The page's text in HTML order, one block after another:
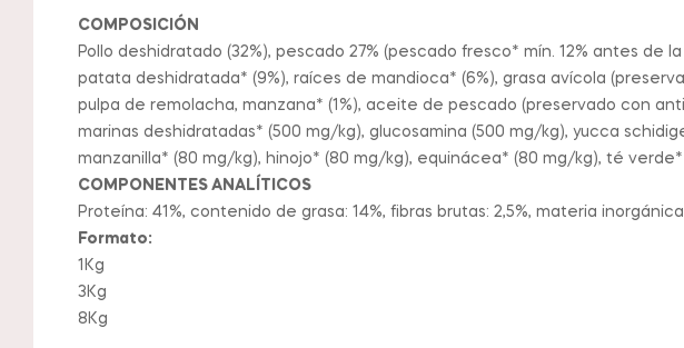
COMPOSICIÓN
Pollo deshidratado (32%), pescado 27% (pescado fresco* mín. 12% antes de
patata deshidratada* (9%), raíces de mandioca* (6%), grasa avícola
pulpa de remolacha, manzana* (1%), aceite de pescado (preservado con
marinas deshidratadas* (500 mg/kg), glucosamina (500 mg/kg), yucca
manzanilla* (80 mg/kg), hinojo* (80 mg/kg), equinácea* (80 mg/kg), té
COMPONENTES ANALÍTICOS
Proteína: 41%, contenido de grasa: 14%, fibras brutas: 2,5%, materia
Formato:
1Kg
3Kg
8Kg